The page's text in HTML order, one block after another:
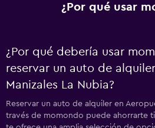
¿Por qué usar
¿Por qué debería usar
reservar un auto de
Manizales La Nubia?
Reservar un auto de alquiler en
través de momondo puede ahorrarte